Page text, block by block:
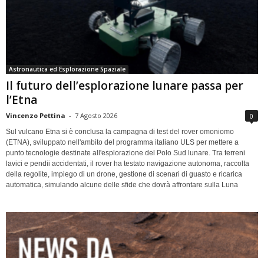
Astronautica ed Esplorazione Spaziale
Il futuro dell’esplorazione lunare passa per
l’Etna
Vincenzo Pettina - 7 Agosto 2026 0
Sul vulcano Etna si è conclusa la campagna di test del rover omoniomo
(ETNA), sviluppato nell'ambito del programma italiano ULS per mettere a
punto tecnologie destinate all'esplorazione del Polo Sud lunare. Tra terreni
lavici e pendii accidentati, il rover ha testato navigazione autonoma, raccolta
della regolite, impiego di un drone, gestione di scenari di guasto e ricarica
automatica, simulando alcune delle sfide che dovrà affrontare sulla Luna